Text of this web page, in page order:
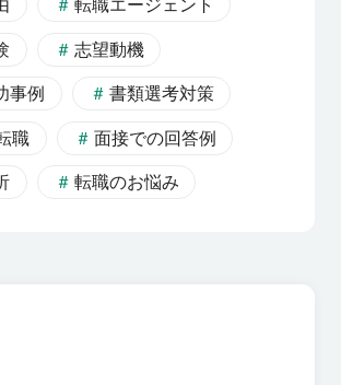
転職エージェント
志望動機
事例 書類選考対策
職 面接での回答例
転職のお悩み